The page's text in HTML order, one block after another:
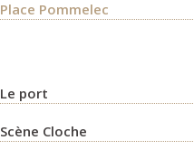
Place Pommelec
Le port
Scène Cloche